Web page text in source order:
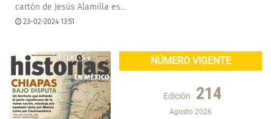
cartón de Jesús Alamilla es...
23-02-2024 13:51
NÚMERO VIGENTE
Edición 214
Agosto 2026